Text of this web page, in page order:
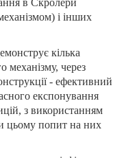
і інших
кілька
механізму, через
- ефективний
експонування
з використанням
цьому попит на них